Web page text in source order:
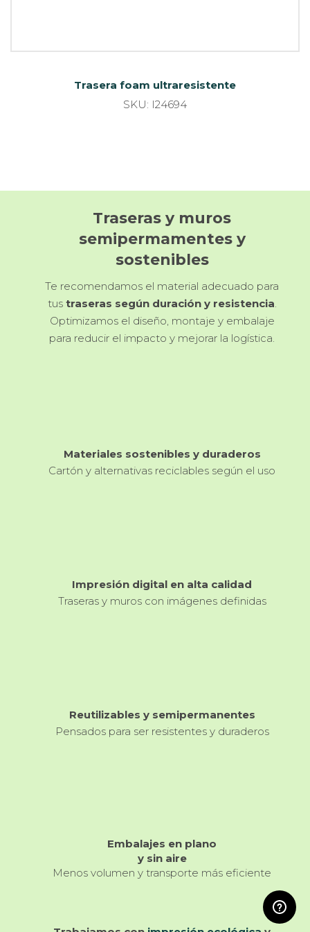
Trasera foam ultraresistente
SKU: I24694
Traseras y muros
semipermamentes y
sostenibles
Te recomendamos el material adecuado para
tustraseras según duración y resistencia.
Optimizamos el diseño, montaje y embalaje
para reducir el impacto y mejorar la logística.
Materiales sostenibles y duraderos
Cartón y alternativas reciclables según el uso
Impresión digital en alta calidad
Traseras y muros con imágenes definidas
Reutilizables y semipermanentes
Pensados para ser resistentes y duraderos
Embalajes en plano
y sin aire
Menos volumen y transporte más eficiente